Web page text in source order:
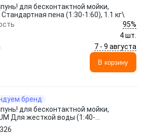
для бесконтактной мойки,
Стандартная пена (1:30-1:60), 1.1 кг\
95%
4 шт.
7 - 9 августа
В корзину
бренд
для бесконтактной мойки,
Для жесткой воды (1:40-